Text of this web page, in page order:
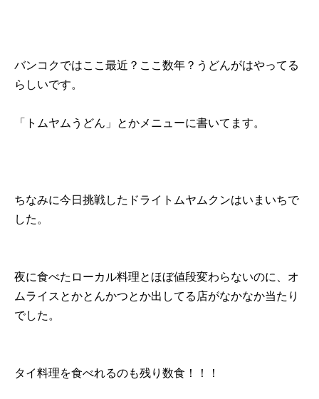
バンコクではここ最近？ここ数年？うどんがはやってる
らしいです。
「トムヤムうどん」とかメニューに書いてます。
ちなみに今日挑戦したドライトムヤムクンはいまいちで
した。
夜に食べたローカル料理とほぼ値段変わらないのに、オ
ムライスとかとんかつとか出してる店がなかなか当たり
でした。
タイ料理を食べれるのも残り数食！！！